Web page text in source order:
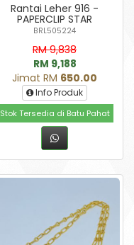
Rantai Leher 916 -
PAPERCLIP STAR
BRL505224
RM 9,838
RM 9,188
Jimat RM 650.00
Info Produk
Stok Tersedia di Batu Pahat